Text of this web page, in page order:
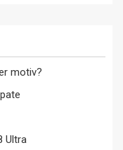
motiv?
Ultra